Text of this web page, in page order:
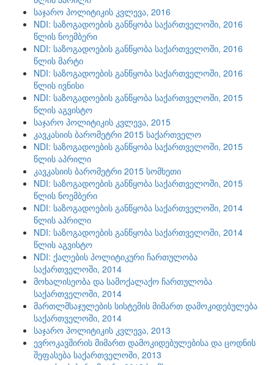
საჯარო პოლიტიკის კვლევა, 2016
NDI: საზოგადოების განწყობა საქართველოში, 2016
წლის ნოემბერი
NDI: საზოგადოების განწყობა საქართველოში, 2016
წლის მარტი
NDI: საზოგადოების განწყობა საქართველოში, 2016
წლის ივნისი
NDI: საზოგადოების განწყობა საქართველოში, 2015
წლის აგვისტო
საჯარო პოლიტიკის კვლევა, 2015
კავკასიის ბარომეტრი 2015 საქართველო
NDI: საზოგადოების განწყობა საქართველოში, 2015
წლის აპრილი
კავკასიის ბარომეტრი 2015 სომხეთი
NDI: საზოგადოების განწყობა საქართველოში, 2015
წლის ნოემბერი
NDI: საზოგადოების განწყობა საქართველოში, 2014
წლის აპრილი
NDI: საზოგადოების განწყობა საქართველოში, 2014
წლის აგვისტო
NDI: ქალების პოლიტიკური ჩართულობა
საქართველოში, 2014
მოხალისეობა და სამოქალაქო ჩართულობა
საქართველოში, 2014
მართლმსაჯულების სისტემის მიმართ დამოკიდებულება
საქართველოში, 2014
საჯარო პოლიტიკის კვლევა, 2013
ევროკავშირის მიმართ დამოკიდებულებისა და ცოდნის
შეფასება საქართველოში, 2013